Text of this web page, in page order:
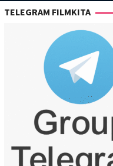
satu tempat yang
TELEGRAM FILMKITA